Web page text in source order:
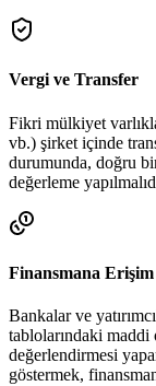
Vergi ve Transfer
Fikri mülkiyet
vb.) şirket içinde
durumunda, doğru
değerleme
Finansmana Erişim
Bankalar ve
tablolarındaki maddi
değerlendirmesi
göstermek,